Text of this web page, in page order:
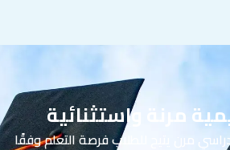
مرنة واستثنائية
مرن يتيح للطلاب فرصة التعلم وفقًا